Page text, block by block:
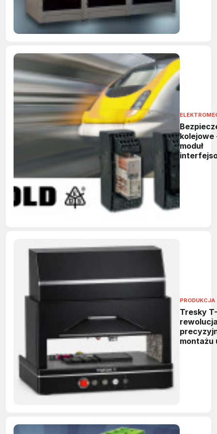
kolejowe
moduł
PRODUKCJA
Tresky
montażu